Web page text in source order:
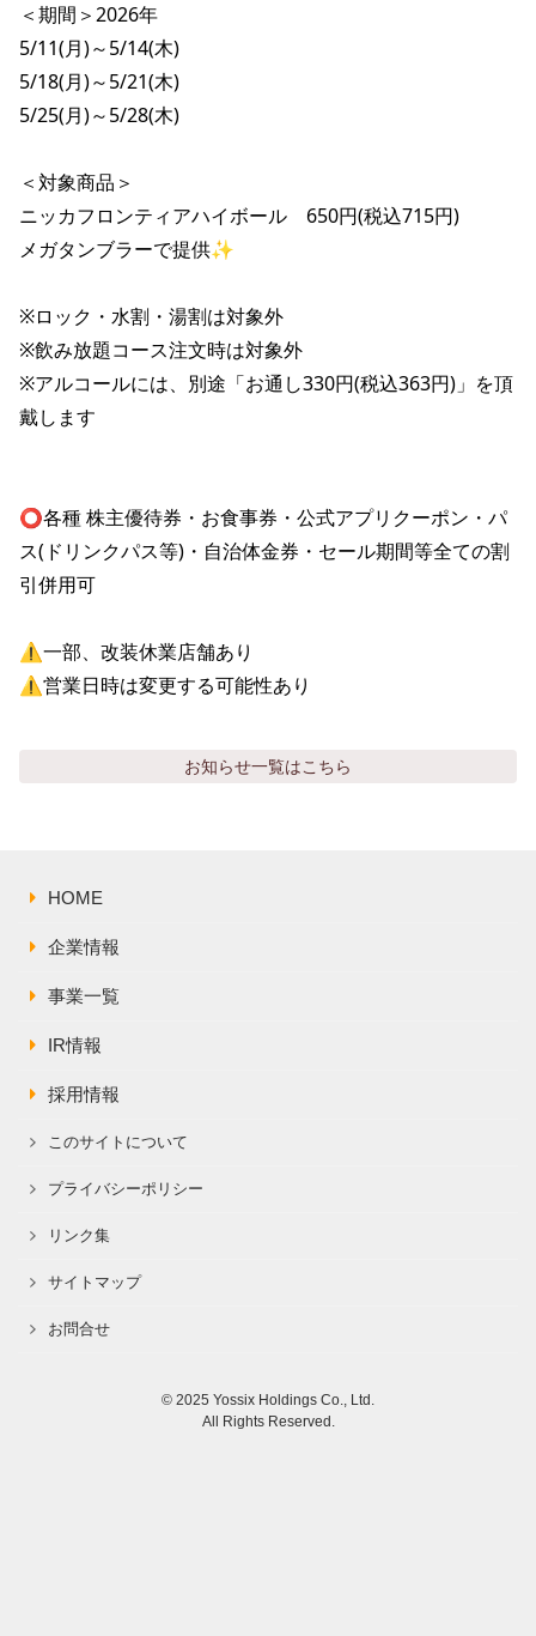
その他IR資料
適時開示資料
FAQ
IRお問い合わせ
＜期間＞2026年
5/11(月)～5/14(木)
5/18(月)～5/21(木)
5/25(月)～5/28(木)
＜対象商品＞
ニッカフロンティアハイボール　650円(税込715円)
メガタンブラーで提供✨
※ロック・水割・湯割は対象外
※飲み放題コース注文時は対象外
※アルコールには、別途「お通し330円(税込363円)」を頂
戴します
⭕️各種 株主優待券・お食事券・公式アプリクーポン・パ
ス(ドリンクパス等)・自治体金券・セール期間等全ての割
引併用可
⚠️一部、改装休業店舗あり
⚠️営業日時は変更する可能性あり
お知らせ一覧はこちら
HOME
企業情報
事業一覧
IR情報
採用情報
このサイトについて
プライバシーポリシー
リンク集
サイトマップ
お問合せ
© 2025 Yossix Holdings Co., Ltd.
All Rights Reserved.